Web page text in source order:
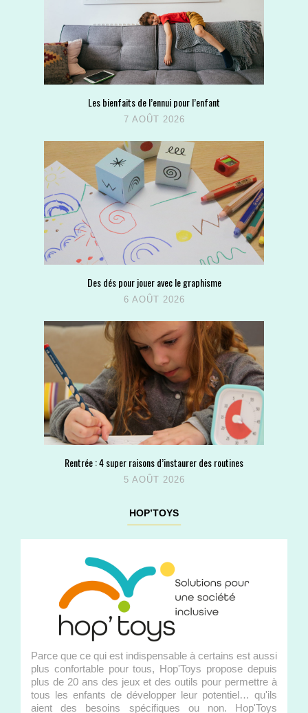
Les bienfaits de l’ennui pour l’enfant
7 AOÛT 2026
Des dés pour jouer avec le graphisme
6 AOÛT 2026
Rentrée : 4 super raisons d’instaurer des routines
5 AOÛT 2026
HOP’TOYS
Parce que ce qui est indispensable à certains est aussi
plus confortable pour tous, Hop'Toys propose depuis
plus de 20 ans des jeux et des outils pour permettre à
tous les enfants de développer leur potentiel… qu'ils
aient des besoins spécifiques ou non. Hop'Toys